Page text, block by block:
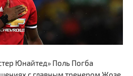
Юнайтед» Поль Погба